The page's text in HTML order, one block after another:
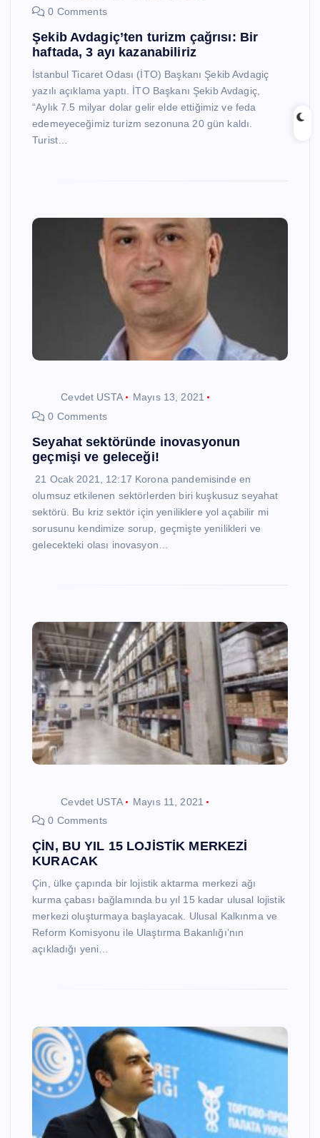
0 Comments
Şekib Avdagiç’ten turizm çağrısı: Bir
haftada, 3 ayı kazanabiliriz
İstanbul Ticaret Odası (İTO) Başkanı Şekib Avdagiç
yazılı açıklama yaptı. İTO Başkanı Şekib Avdagiç,
“Aylık 7.5 milyar dolar gelir elde ettiğimiz ve feda
edemeyeceğimiz turizm sezonuna 20 gün kaldı.
Turist…
Cevdet USTA
Mayıs 13, 2021
0 Comments
Seyahat sektöründe inovasyonun
geçmişi ve geleceği!
21 Ocak 2021, 12:17 Korona pandemisinde en
olumsuz etkilenen sektörlerden biri kuşkusuz seyahat
sektörü. Bu kriz sektör için yeniliklere yol açabilir mi
sorusunu kendimize sorup, geçmişte yenilikleri ve
gelecekteki olası inovasyon…
Cevdet USTA
Mayıs 11, 2021
0 Comments
ÇİN, BU YIL 15 LOJİSTİK MERKEZİ
KURACAK
Çin, ülke çapında bir lojistik aktarma merkezi ağı
kurma çabası bağlamında bu yıl 15 kadar ulusal lojistik
merkezi oluşturmaya başlayacak. Ulusal Kalkınma ve
Reform Komisyonu ile Ulaştırma Bakanlığı’nın
açıkladığı yeni…